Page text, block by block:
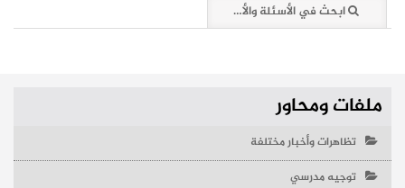
ابحث في الأسئلة والأخبار (0 وثائق)
ملفات ومحاور
تظاهرات وأخبار مختلفة
توجيه مدرسي